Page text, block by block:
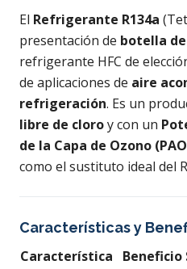
El Refrigerante R134a
presentación de botella de
refrigerante HFC de
de aplicaciones de aire
refrigeración. Es un
libre de cloroy con un
de la Capa de Ozono
como el sustituto ideal del
Características y
Característica
Beneficio